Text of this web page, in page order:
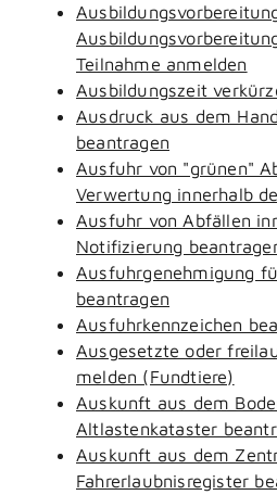
Teilnahme anmelden
Ausbildungszeit
Ausdruck aus dem
beantragen
Ausfuhr von "grünen"
Verwertung innerhalb
Ausfuhr von Abfällen
Notifizierung
Ausfuhrgenehmigung
beantragen
Ausfuhrkennzeichen
Ausgesetzte oder
melden (Fundtiere)
Auskunft aus dem
Altlastenkataster
Auskunft aus dem
Fahrerlaubnisregister